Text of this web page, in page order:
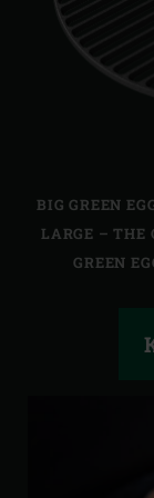
BIG GREEN
LARGE – THE
GREEN